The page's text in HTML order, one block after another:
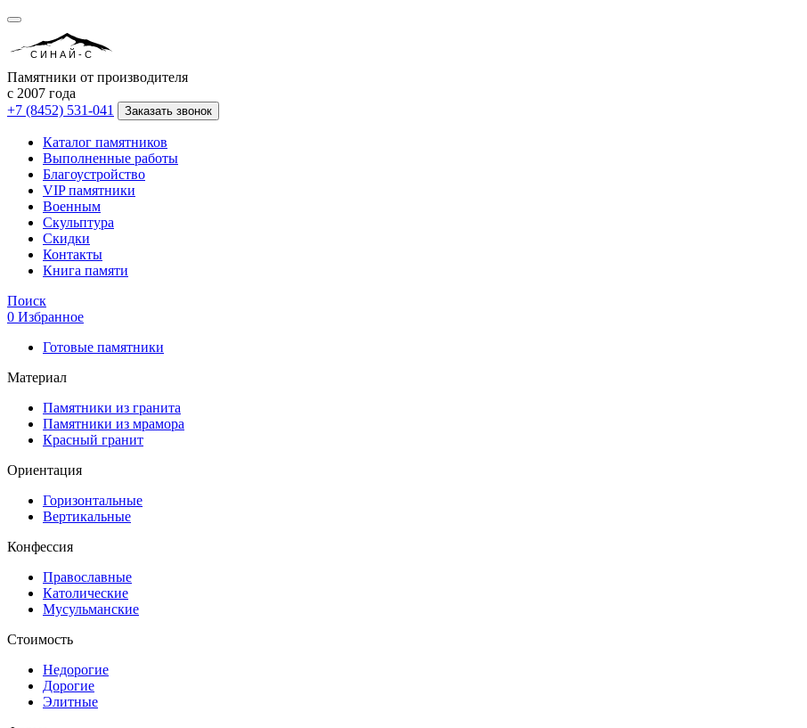
СИНАЙ-С
Памятники от производителя
с 2007 года
+7 (8452) 531-041
Заказать звонок
Каталог памятников
Выполненные работы
Благоустройство
VIP памятники
Военным
Скульптура
Скидки
Контакты
Книга памяти
Поиск
0 Избранное
Готовые памятники
Материал
Памятники из гранита
Памятники из мрамора
Красный гранит
Ориентация
Горизонтальные
Вертикальные
Конфессия
Православные
Католические
Мусульманские
Стоимость
Недорогие
Дорогие
Элитные